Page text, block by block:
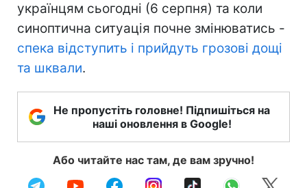
українцям сьогодні (6 серпня) та коли
синоптична ситуація почне змінюватись -
спека відступить і прийдуть грозові дощі
та шквали.
Не пропустіть головне! Підпишіться на
наші оновлення в Google!
Або читайте нас там, де вам зручно!